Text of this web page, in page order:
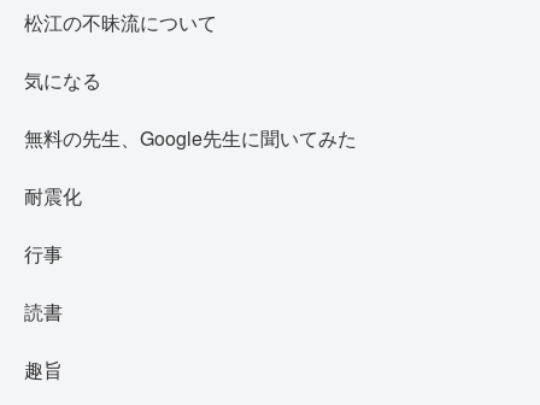
松江の不昧流について
気になる
無料の先生、Google先生に聞いてみた
耐震化
行事
読書
趣旨